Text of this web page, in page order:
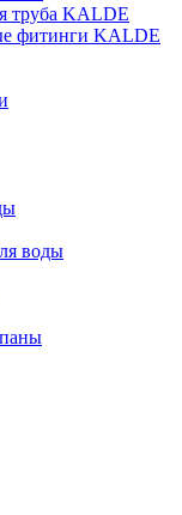
труба KALDE
фитинги KALDE
воды